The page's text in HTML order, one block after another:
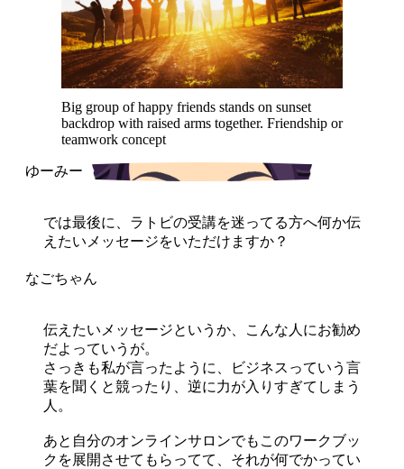
Big group of happy friends stands on sunset
backdrop with raised arms together. Friendship or
teamwork concept
では最後に、ラトビの受講を迷ってる方へ何か伝
えたいメッセージをいただけますか？
伝えたいメッセージというか、こんな人にお勧め
だよっていうが。
さっきも私が言ったように、ビジネスっていう言
葉を聞くと競ったり、逆に力が入りすぎてしまう
人。
あと自分のオンラインサロンでもこのワークブッ
クを展開させてもらってて、それが何でかってい